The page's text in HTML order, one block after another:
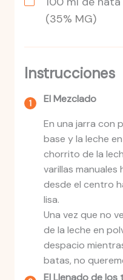
(35% MG)
Instrucciones
El Mezclado
En una jarra con
base y la leche
chorrito de la
varillas
desde el centro
lisa.
Una vez que no
de la leche en
despacio
batas, no
El Llenado de los